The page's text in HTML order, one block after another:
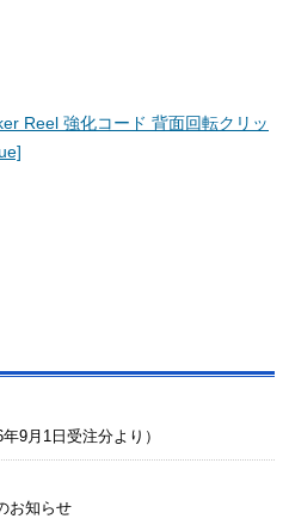
Reel 強化コード 背面回転クリッ
9月1日受注分より）
お知らせ